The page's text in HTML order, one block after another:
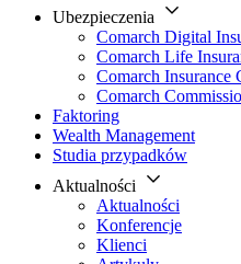
Ubezpieczenia
Comarch Digital
Comarch Life
Comarch Insurance
Comarch
Faktoring
Wealth Management
Studia przypadków
Aktualności
Aktualności
Konferencje
Klienci